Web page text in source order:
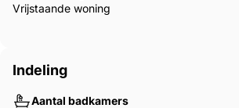
Vrijstaande woning
Indeling
Aantal badkamers